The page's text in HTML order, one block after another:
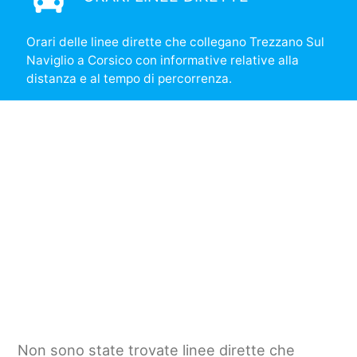
Orari delle linee dirette che collegano Trezzano Sul
Naviglio a Corsico con informative relative alla
distanza e al tempo di percorrenza.
Non sono state trovate linee dirette che